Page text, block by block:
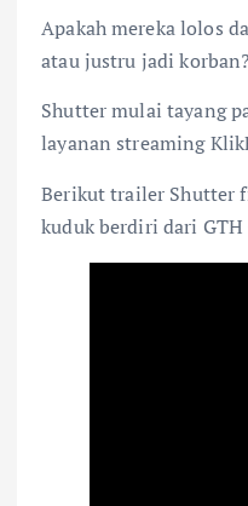
Apakah mereka lolos
atau justru jadi
Shutter mulai tayang
layanan streaming
Berikut trailer Shutter
kuduk berdiri dari GTH